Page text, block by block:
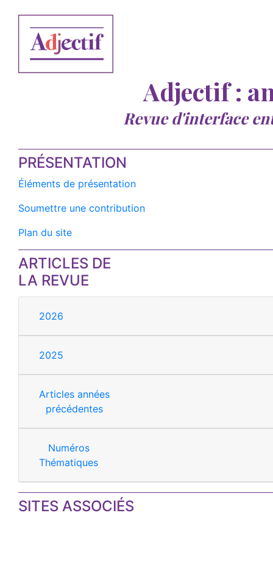
Adjectif :
Revue d'interface
PRÉSENTATION
Éléments de présentation
Soumettre une contribution
Plan du site
ARTICLES DE
LA REVUE
2026
2025
Articles années
précédentes
Numéros
Thématiques
SITES ASSOCIÉS